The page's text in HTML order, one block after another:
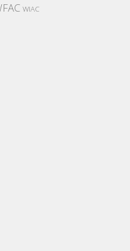
WIAC